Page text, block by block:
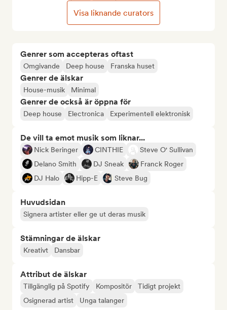
Genrer som accepteras oftast
Omgivande Deep house Franska huset
Genrer de älskar
House-musik Minimal
Genrer de också är öppna för
Deep house Electronica Experimentell elektronisk
De vill ta emot musik som liknar...
Nick Beringer CINTHIE
Steve O' Sullivan
Delano Smith
DJ Sneak
Franck Roger
DJ Halo
Hipp-E Steve Bug
Huvudsidan
Signera artister eller ge ut deras musik
Stämningar de älskar
Kreativt Dansbar
Attribut de älskar
Tillgänglig på Spotify Kompositör
Tidigt projekt
Osignerad artist
Unga talanger
Visa liknande curators